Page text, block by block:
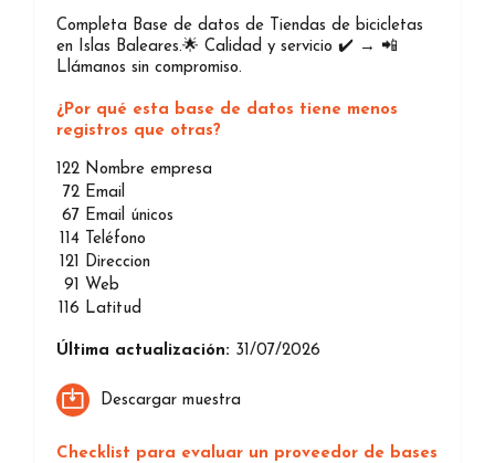
Completa Base de datos de Tiendas de bicicletas
en Islas Baleares.🌟 Calidad y servicio ✔️ → 📲
Llámanos sin compromiso.
¿Por qué esta base de datos tiene menos
registros que otras?
122 Nombre empresa
72 Email
67 Email únicos
114
Teléfono
121
Direccion
91 Web
116 Latitud
Última actualización: 31/07/2026
Descargar muestra
Checklist para evaluar un proveedor de bases